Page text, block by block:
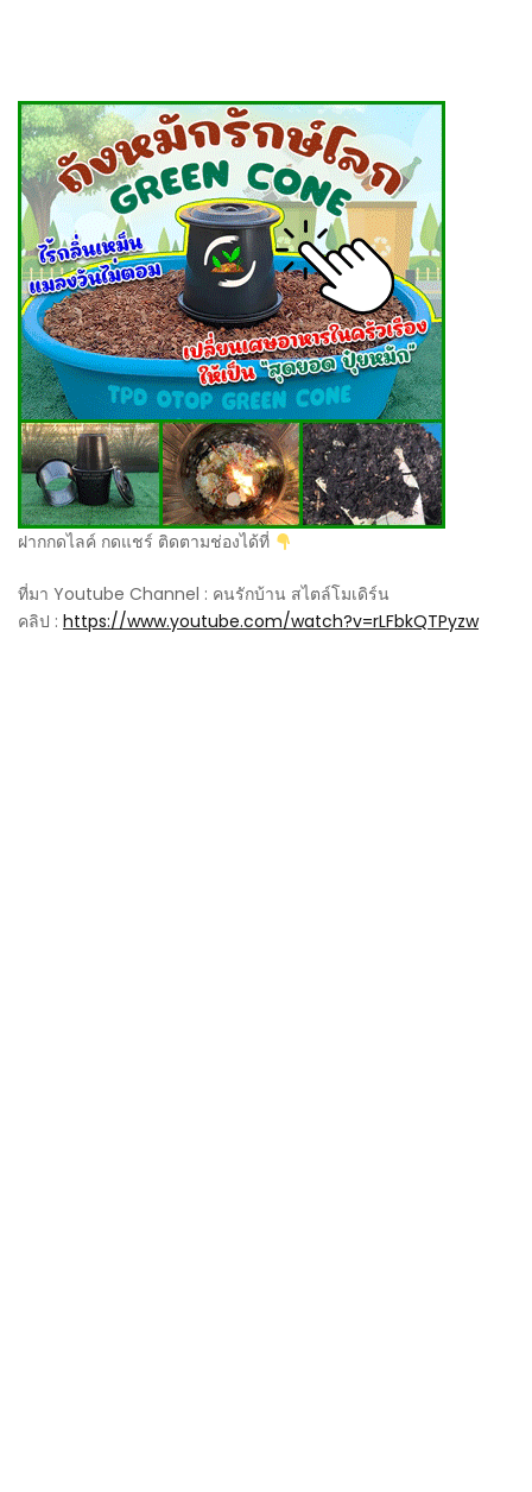
ฝากกดไลค์ กดแชร์ ติดตามช่องได้ที่
ที่มา Youtube Channel : คนรักบ้าน สไตล์โมเดิร์น
คลิป : https://www.youtube.com/watch?v=rLFbkQTPyzw